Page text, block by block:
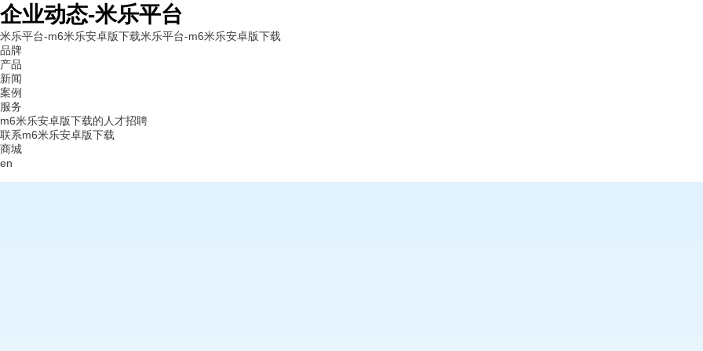
企业动态-米乐平台
米乐平台-m6米乐安卓版下载米乐平台-m6米乐安卓版下载
品牌
产品
新闻
案例
服务
m6米乐安卓版下载的人才招聘
联系m6米乐安卓版下载
商城
en